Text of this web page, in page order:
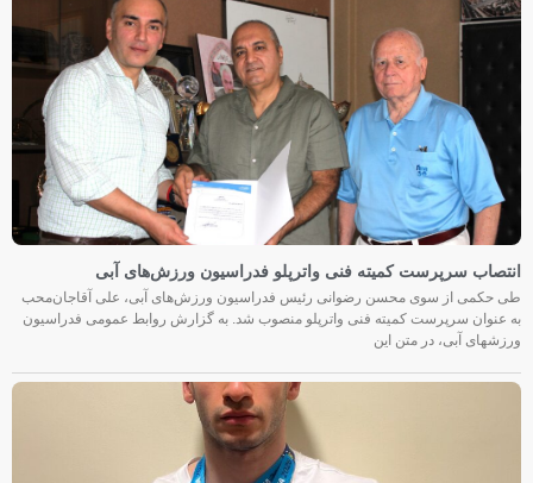
انتصاب سرپرست کمیته فنی واترپلو فدراسیون ورزش‌های آبی
طی حکمی از سوی محسن رضوانی رئیس فدراسیون ورزش‌های آبی، علی آقاجان‌محب
به عنوان سرپرست کمیته فنی واترپلو منصوب شد. به گزارش روابط عمومی فدراسیون
ورزشهای آبی، در متن این